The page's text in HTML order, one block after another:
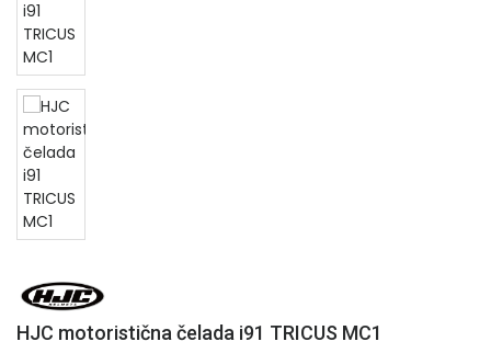
HJC motoristična čelada i91 TRICUS MC1